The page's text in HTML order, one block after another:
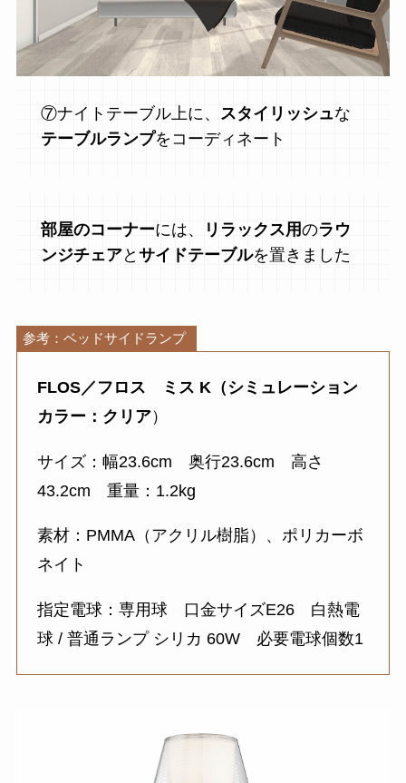
⑦ナイトテーブル上に、 スタイリッシュな
テーブルランプをコーディネート
部屋のコーナーには、 リラックス用のラウ
ンジチェアと サイドテーブルを置きました
参考：ベッドサイドランプ
FLOS／フロス ミス K （シミュレーション
カラー：クリア）
サイズ：幅23.6cm 奥行23.6cm 高さ
43.2cm 重量：1.2kg
素材：PMMA（アクリル樹脂）、ポリカーボ
ネイト
指定電球：専用球 口金サイズE26 白熱電
球 / 普通ランプ シリカ 60W 必要電球個数1